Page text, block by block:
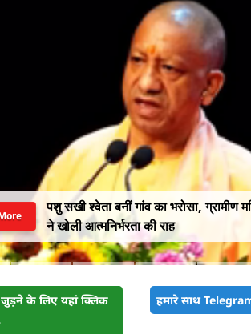
पशु सखी श्वेता बनीं गांव का भरोसा, ग्रामीण
ने खोली आत्मनिर्भरता की राह
के लिए यहां क्लिक
हमारे साथ